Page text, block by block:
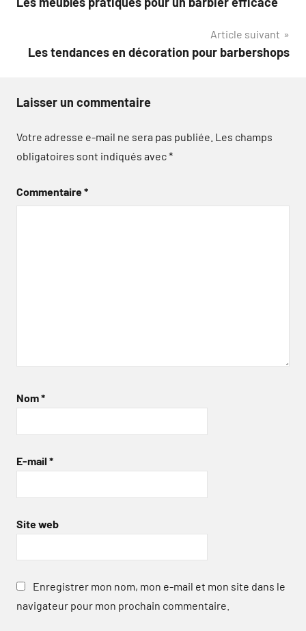
de
Article suivant
Les tendances en décoration pour barbershops
Laisser un commentaire
Votre adresse e-mail ne sera pas publiée. Les champs
obligatoires sont indiqués avec*
Commentaire*
Nom*
E-mail *
Site web
Enregistrer mon nom, mon e-mail et mon site dans le
navigateur pour mon prochain commentaire.